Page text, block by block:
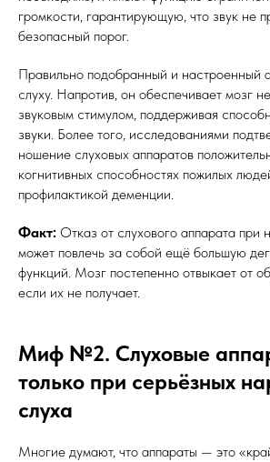
громкости, гарантирующую, что звук не
безопасный порог.
Правильно подобранный и настроенный
слуху. Напротив, он обеспечивает мозг
звуковым стимулом, поддерживая
звуки. Более того, исследованиями
ношение слуховых аппаратов
когнитивных способностях пожилых
профилактикой деменции.
Факт: Отказ от слухового аппарата при
может повлечь за собой ещё большую
функций. Мозг постепенно отвыкает от
если их не получает.
Миф №2. Слуховые
только при серьёзных
слуха
Многие думают, что аппараты — это